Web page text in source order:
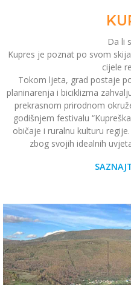
Da li
Kupres je poznat po svom
cijele
Tokom ljeta, grad postaje
planinarenja i biciklizma
prekrasnom prirodnom
godišnjem festivalu
običaje i ruralnu kulturu
zbog svojih idealnih